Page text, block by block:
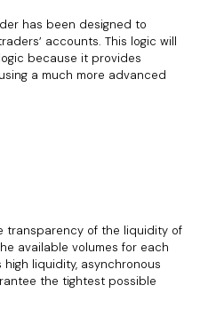
has been designed to
accounts. This logic will
because it provides
a much more advanced
transparency of the liquidity of
available volumes for each
liquidity, asynchronous
the tightest possible